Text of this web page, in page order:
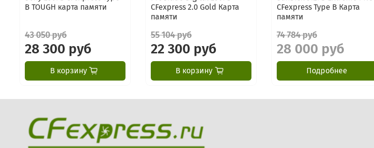
B TOUGH карта памяти
43 050 руб
28 300 руб
В корзину
CFexpress 2.0 Gold Карта
памяти
55 104 руб
22 300 руб
В корзину
CFexpress Type B Карта
памяти
74 784 руб
28 000 руб
Подробнее